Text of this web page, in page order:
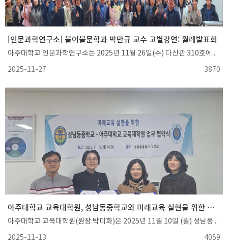
[인문과학연구소] 불어불문학과 박만규 교수 고별강연: 월례발표회
아주대학교 인문과학연구소는 2025년 11월 26일(수) 다산관 310호에서 불어불문학과 박만규 교수의 정년을 기념하는 고별강연을 개최하였다. 박만규 교수는 40여 년간 아주대학교 인문대와 학교 발전을 위해 헌신해 오셨으며, 이번 강연을 통해 오랜 연구 여정과 사유를 공유하는 뜻깊은 시간을 마련하였다.박만규 교수는 “한국어의 ‘행복’과 한국인의 ‘불행’”을 주제로, 한국인이 행복을 어떻게 이해하고 말하는지를 대규모 언어 자료로 분석해 소개했다. 또한 행복이 한국인에게는 획득 가능한 가치로 여겨진다는 점과, 많은 이들이 스스로를 행복하지 않다고 느끼는 이유를 인지언어학적으로 설명했다.행사에는 다수의 교원, 직원, 학생들이 참석해 자리를 빛냈으며, 강연 후 이어진 질의응답에서도 활발한 논의가 이어지는 등 성황리에 마무리되었다.오랜 기간 학문과 교육에 헌신해 오신 박만규 교수의 정년을 진심으로 축하드리며, 앞으로도 건강과 건승을 기원한다.
2025-11-27
3870
아주대학교 교육대학원, 성남동중학교와 미래교육 실현을 위한 업무협약(MOU) 체결
아주대학교 교육대학원(원장 박미화)은 2025년 11월 10일 (월) 성남동중학교(교장 김은채)와 '미래교육 실현을 위한 업무협약(MOU)'을 체결했다.본 협약은 중등교육의 현장 전문성과 교육대학원의 연구 역량을 연계함으로써 교육 혁신 및 미래교육을 실현하며, 교류 활성화를 통한 상생적 발전을 목적으로 한다.이번 협약의 주요 추진 내용은 ▲ 교사의 교육과정 현장전문가로서의 실행 능력 제고 ▲ 미래교육을 설계하고 실천할 수 있는 교원 전문성 강화 ▲ 현직교사와 미래교사의 역량 강화를 위한 각종 연구 활동 참여 ▲ 기타 상호 전문성 공유와 실질적 협력에 필요한 사항 등이다.협약 기간은 2025년 11월 10일 (월) ~ 2027년 11월 4일(목)까지 약 2년간이며, 양 기관은 이 기간 동안 교육 현장의 실질적 개선과 미래교육 모델 개발을 위해 긴밀히 협력할 예정이다.본교 교직부장을 맡고 있는 교육대학원 맹은경 교수는 "중등교육 현장과의 실질적 협력을 통해 예비교사의 교육 현장 경험을 지원하고, 이론과 실천이 조화된 교육연구를 수행할 수 있게 되었다"며 "이번 협약이 미래교육 발전의 새로운 전환점이 될 것"이라고 기대를 표했다.김은채 성남동중학교 교장은 "이번 협약을 통해 우리학교 교사들의 전문성이 한층 더 강화될 것"이라며 "대학의 연구 역량과 현장의 실천 경험이 만나 진정한 미래교육의 모델을 만들어갈 수 있을 것으로 기대한다"고 소감을 밝혔다.아주대학교 교육대학원은 앞으로도 교육 현장과의 적극적인 협력을 통해 교육의 질을 높이고, 미래사회가 요구하는 창의적이고 융합적인 미래교사 양성을 위해 지속적으로 노력할 계획이다.
2025-11-13
4059